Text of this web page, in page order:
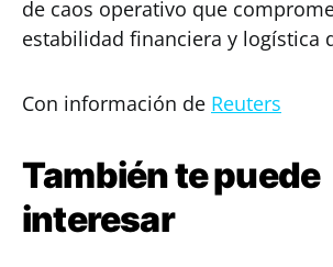
de caos operativo que
estabilidad financiera y logística
Con información de Reuters
También te puede
interesar